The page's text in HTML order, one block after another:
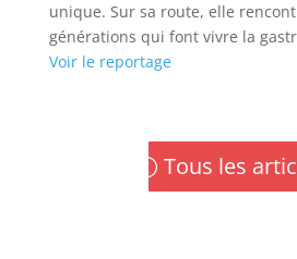
unique. Sur sa route, elle
générations qui font vivre la
Voir le reportage
Tous les